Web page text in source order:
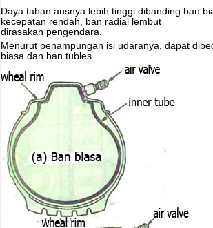
Daya tahan ausnya lebih tinggi dibanding ban
kecepatan rendah, ban radial lembut
dirasakan pengendara.
Menurut penampungan isi udaranya, dapat
biasa dan ban tubles